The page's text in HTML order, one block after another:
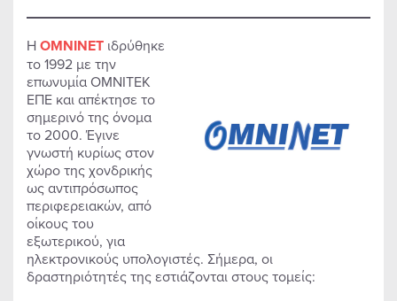
ΗΟΜΝΙNET ιδρύθηκε
το 1992 με την
επωνυμία ΟΜΝΙΤΕΚ
ΕΠΕ και απέκτησε το
σημερινό της όνομα
το 2000. Έγινε
γνωστή κυρίως στον
χώρο της χονδρικής
ως αντιπρόσωπος
περιφερειακών, από
οίκους του
εξωτερικού, για
ηλεκτρονικούς υπολογιστές. Σήμερα, οι
δραστηριότητές της εστιάζονται στους τομείς: